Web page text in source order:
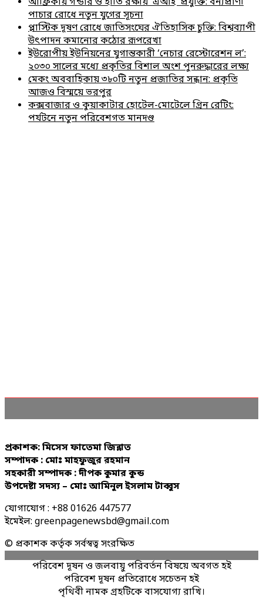
পাচার রোধে নতুন যুগের সূচনা
প্লাস্টিক দূষণ রোধে জাতিসংঘের ঐতিহাসিক চুক্তি: বিশ্বব্যাপী
উৎপাদন কমানোর কঠোর রূপরেখা
ইউরোপীয় ইউনিয়নের যুগান্তকারী ‘নেচার রেস্টোরেশন ল’:
২০৩০ সালের মধ্যে প্রকৃতির বিশাল অংশ পুনরুদ্ধারের লক্ষ্য
মেকং অববাহিকায় ৩৮০টি নতুন প্রজাতির সন্ধান: প্রকৃতি
আজও বিস্ময়ে ভরপুর
কক্সবাজার ও কুয়াকাটার হোটেল-মোটেলে গ্রিন রেটিং:
পর্যটনে নতুন পরিবেশগত মানদণ্ড
প্রকাশক: মিসেস ফাতেমা জিন্নাত
সম্পাদক : মোঃ মাহফুজুর রহমান
সহকারী সম্পাদক : দীপক কুমার কুন্ড
উপদেষ্টা সদস্য – মোঃ আমিনুল ইসলাম টাব্বুস
যোগাযোগ : +88 01626 447577
ইমেইল: greenpagenewsbd@gmail.com
© প্রকাশক কর্তৃক সর্বস্বত্ব সংরক্ষিত
পরিবেশ দূষন ও জলবায়ু পরিবর্তন বিষয়ে অবগত হই
পরিবেশ দূষন প্রতিরোধে সচেতন হই
পৃথিবী নামক গ্রহটিকে বাসযোগ্য রাখি।